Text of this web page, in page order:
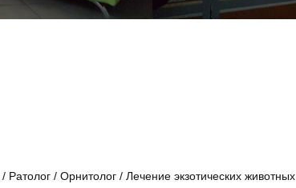
/ Ратолог / Орнитолог / Лечение экзотических животных